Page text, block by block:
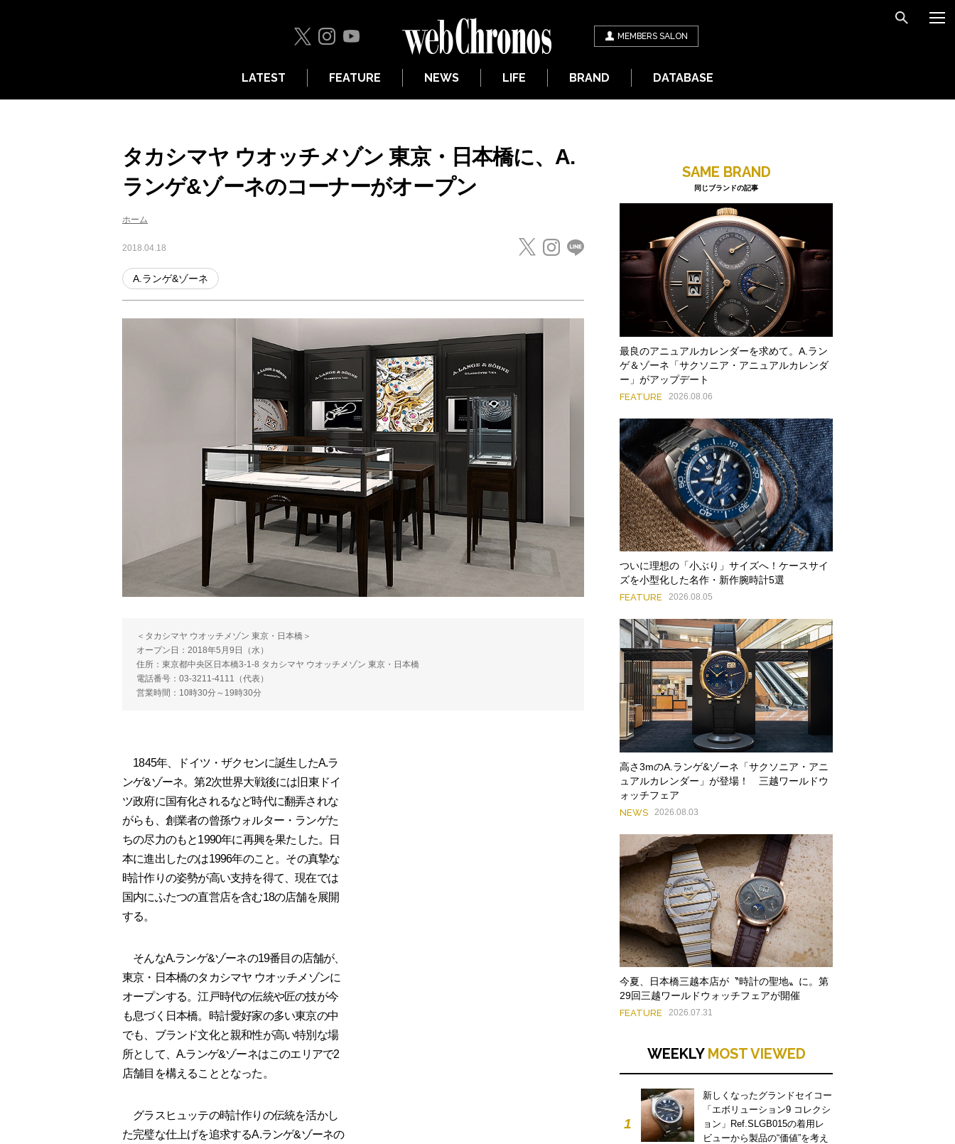
MEMBERS SALON
LATEST FEATURE NEWS LIFE BRAND DATABASE
タカシマヤ ウオッチメゾン 東京・日本橋に、A.
ランゲ&ゾーネのコーナーがオープン
ホーム
2018.04.18
A.ランゲ&ゾーネ
＜タカシマヤ ウオッチメゾン 東京・日本橋＞
オープン日：2018年5月9日（水）
住所：東京都中央区日本橋3-1-8 タカシマヤ ウオッチメゾン 東京・日本橋
電話番号：03-3211-4111（代表）
営業時間：10時30分～19時30分
1845年、ドイツ・ザクセンに誕生したA.ラ
ンゲ&ゾーネ。第2次世界大戦後には旧東ドイ
ツ政府に国有化されるなど時代に翻弄されな
がらも、創業者の曾孫ウォルター・ランゲた
ちの尽力のもと1990年に再興を果たした。日
本に進出したのは1996年のこと。その真摯な
時計作りの姿勢が高い支持を得て、現在では
国内にふたつの直営店を含む18の店舗を展開
する。
そんなA.ランゲ&ゾーネの19番目の店舗が、
東京・日本橋のタカシマヤ ウオッチメゾンに
オープンする。江戸時代の伝統や匠の技が今
も息づく日本橋。時計愛好家の多い東京の中
でも、ブランド文化と親和性が高い特別な場
所として、A.ランゲ&ゾーネはこのエリアで2
店舗目を構えることとなった。
グラスヒュッテの時計作りの伝統を活かし
た完璧な仕上げを追求するA.ランゲ&ゾーネの
SAME BRAND
同じブランドの記事
最良のアニュアルカレンダーを求めて。A.ラン
ゲ＆ゾーネ「サクソニア・アニュアルカレンダ
ー」がアップデート
FEATURE 2026.08.06
ついに理想の「小ぶり」サイズへ！ケースサイ
ズを小型化した名作・新作腕時計5選
FEATURE 2026.08.05
高さ3mのA.ランゲ&ゾーネ「サクソニア・アニ
ュアルカレンダー」が登場！ 三越ワールドウ
ォッチフェア
NEWS 2026.08.03
今夏、日本橋三越本店が〝時計の聖地〟に。第
29回三越ワールドウォッチフェアが開催
FEATURE 2026.07.31
WEEKLY MOST VIEWED
1
新しくなったグランドセイコー
「エボリューション9 コレクシ
ョン」Ref.SLGB015の着用レ
ビューから製品の“価値”を考え